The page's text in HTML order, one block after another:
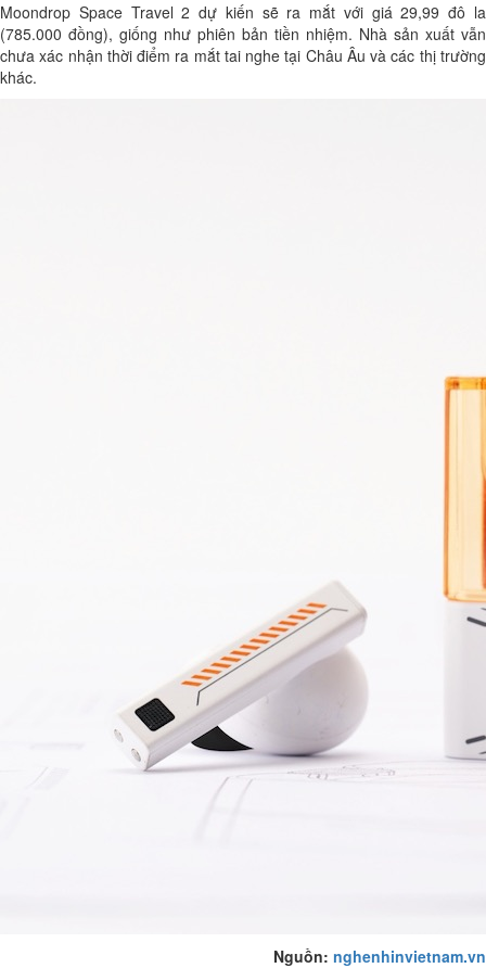
Moondrop Space Travel 2 dự kiến ​​sẽ ra mắt với giá 29,99 đô la
(785.000 đồng), giống như phiên bản tiền nhiệm. Nhà sản xuất vẫn
chưa xác nhận thời điểm ra mắt tai nghe tại Châu Âu và các thị trường
khác.
Nguồn: nghenhinvietnam.vn